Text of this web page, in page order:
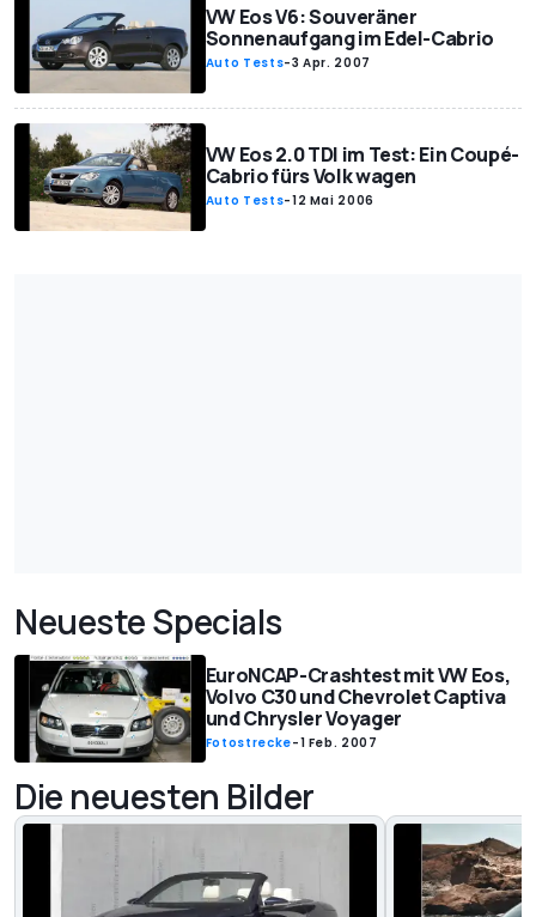
VW Eos V6: Souveräner
Sonnenaufgang im Edel-Cabrio
Auto Tests-3 Apr. 2007
VW Eos 2.0 TDI im Test: Ein Coupé-
Cabrio fürs Volk wagen
Auto Tests-12 Mai 2006
Neueste Specials
EuroNCAP-Crashtest mit VW Eos,
Volvo C30 und Chevrolet Captiva
und Chrysler Voyager
Fotostrecke-1 Feb. 2007
Die neuesten Bilder